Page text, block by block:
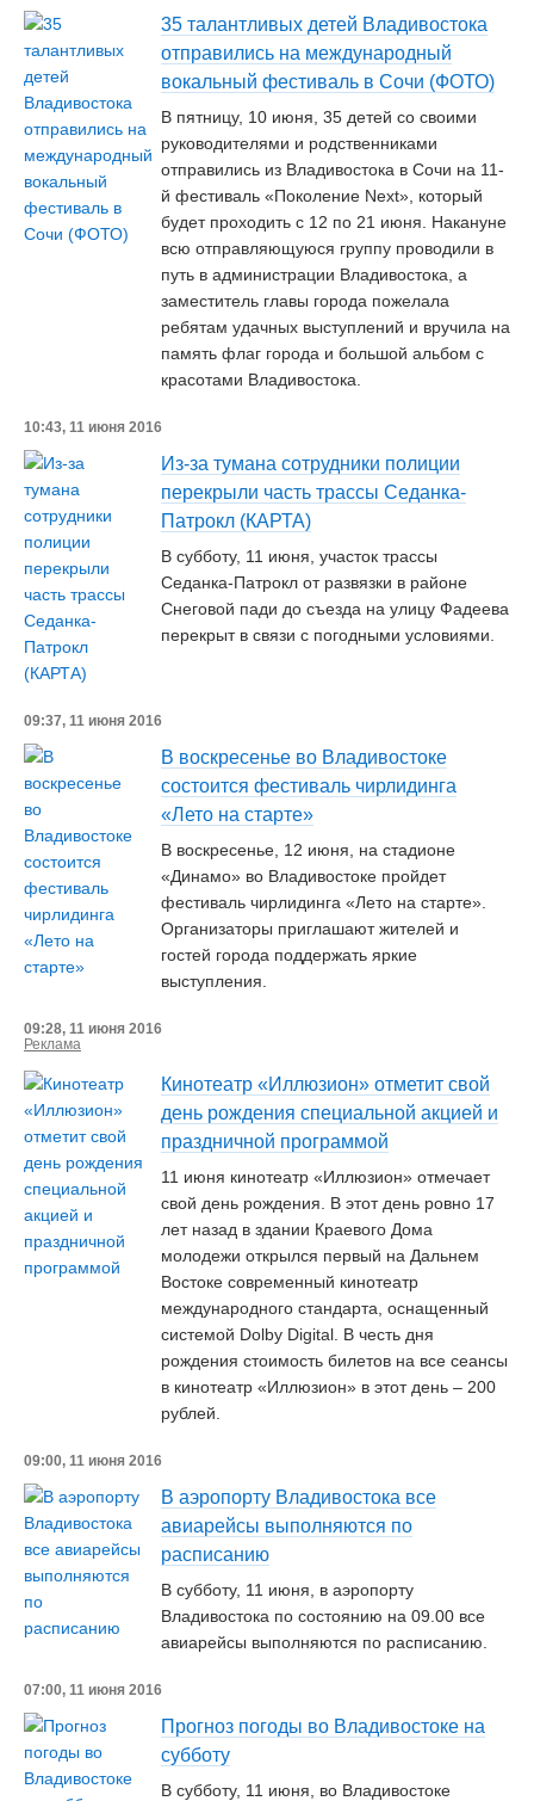
35 талантливых детей Владивостока
отправились на международный
вокальный фестиваль в Сочи (ФОТО)
В пятницу, 10 июня, 35 детей со своими
руководителями и родственниками
отправились из Владивостока в Сочи на 11-
й фестиваль «Поколение Next», который
будет проходить с 12 по 21 июня. Накануне
всю отправляющуюся группу проводили в
путь в администрации Владивостока, а
заместитель главы города пожелала
ребятам удачных выступлений и вручила на
память флаг города и большой альбом с
красотами Владивостока.
10:43, 11 июня 2016
Из-за тумана сотрудники полиции
перекрыли часть трассы Седанка-
Патрокл (КАРТА)
В субботу, 11 июня, участок трассы
Седанка-Патрокл от развязки в районе
Снеговой пади до съезда на улицу Фадеева
перекрыт в связи с погодными условиями.
09:37, 11 июня 2016
В воскресенье во Владивостоке
состоится фестиваль чирлидинга
«Лето на старте»
В воскресенье, 12 июня, на стадионе
«Динамо» во Владивостоке пройдет
фестиваль чирлидинга «Лето на старте».
Организаторы приглашают жителей и
гостей города поддержать яркие
выступления.
09:28, 11 июня 2016
Реклама
Кинотеатр «Иллюзион» отметит свой
день рождения специальной акцией и
праздничной программой
11 июня кинотеатр «Иллюзион» отмечает
свой день рождения. В этот день ровно 17
лет назад в здании Краевого Дома
молодежи открылся первый на Дальнем
Востоке современный кинотеатр
международного стандарта, оснащенный
системой Dolby Digital. В честь дня
рождения стоимость билетов на все сеансы
в кинотеатр «Иллюзион» в этот день – 200
рублей.
09:00, 11 июня 2016
В аэропорту Владивостока все
авиарейсы выполняются по
расписанию
В субботу, 11 июня, в аэропорту
Владивостока по состоянию на 09.00 все
авиарейсы выполняются по расписанию.
07:00, 11 июня 2016
Прогноз погоды во Владивостоке на
субботу
В субботу, 11 июня, во Владивостоке